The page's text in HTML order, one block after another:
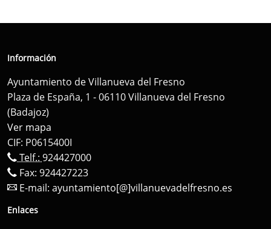
Información
Ayuntamiento de Villanueva del Fresno
Plaza de España, 1 - 06110 Villanueva del Fresno
(Badajoz)
Ver mapa
CIF: P0615400I
Telf.: 924427000
Fax: 924427223
E-mail: ayuntamiento[@]villanuevadelfresno.es
Enlaces